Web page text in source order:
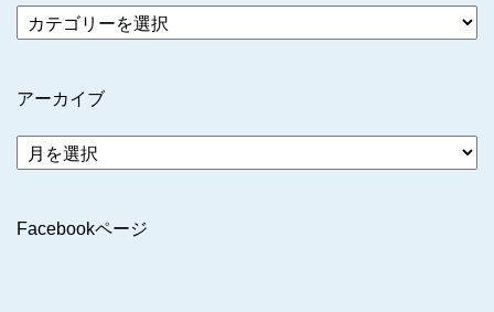
アーカイブ
ア
ー
ブ
Facebookページ